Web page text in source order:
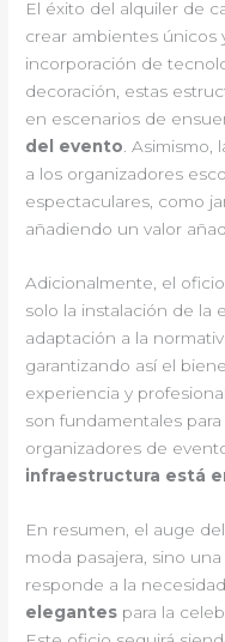
El éxito del alquiler de
crear ambientes únicos
incorporación de
decoración, estas
en escenarios de
del evento .
a los organizadores
espectaculares, como
añadiendo un valor
Adicionalmente, el
solo la instalación de la
adaptación a la
garantizando así el
experiencia y
son fundamentales
organizadores de
infraestructura está
En resumen, el auge
moda pasajera, sino
responde a la
elegantes para la